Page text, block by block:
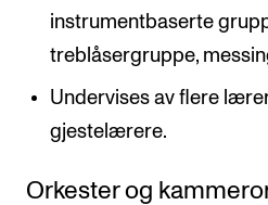
instrumentbaserte
treblåsergruppe,
Undervises av flere
gjestelærere.
Orkester og